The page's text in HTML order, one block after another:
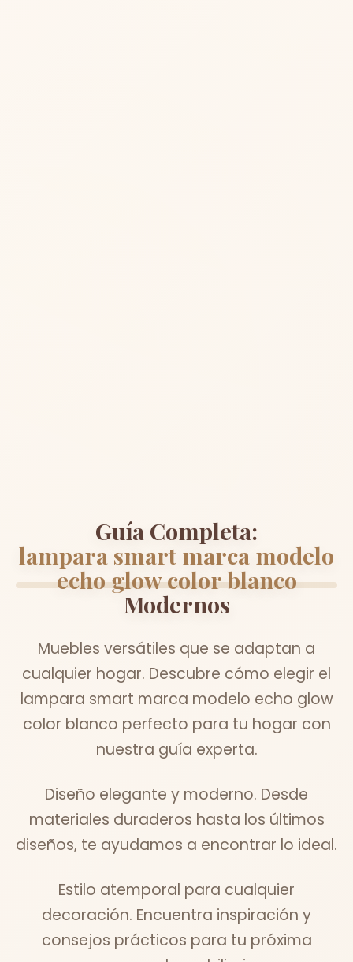
Guía Completa:
lampara smart marca modelo
echo glow color blanco
Modernos
Muebles versátiles que se adaptan a
cualquier hogar. Descubre cómo elegir el
lampara smart marca modelo echo glow
color blanco perfecto para tu hogar con
nuestra guía experta.
Diseño elegante y moderno. Desde
materiales duraderos hasta los últimos
diseños, te ayudamos a encontrar lo ideal.
Estilo atemporal para cualquier
decoración. Encuentra inspiración y
consejos prácticos para tu próxima